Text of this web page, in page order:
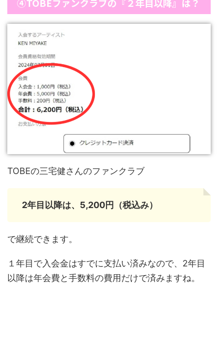
④TOBEファンクラブの『２年目以降』は？
TOBEの三宅健さんのファンクラブ
2年目以降は、5,200円（税込み）
で継続できます。
１年目で入会金はすでに支払い済みなので、2年目
以降は年会費と手数料の費用だけで済みますね。